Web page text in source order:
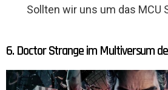
Sollten wir uns um das MCU
6. Doctor Strange im Multiversum